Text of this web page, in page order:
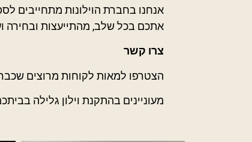
אנחנו בחברת הוילונות מתחייבים
אתכם בכל שלב, מהתייעצות ובחירה
צרו קשר
הצטרפו למאות לקוחות מרוצים שכבר
מעוניינים בהתקנת וילון גלילה